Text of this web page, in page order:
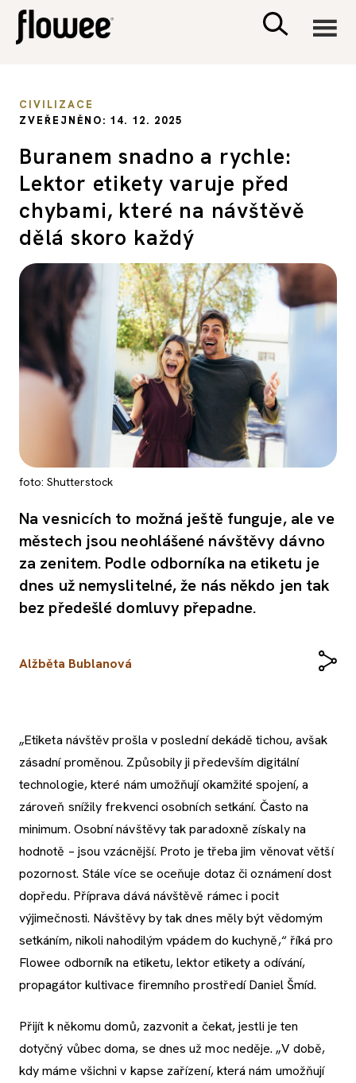
PSYCHOLOGIE
RODINA A DĚTI
SEX A VZTAHY
PORADNA
CIVILIZACE
ZVEŘEJNĚNO: 14. 12. 2025
Buranem snadno a rychle:
Lektor etikety varuje před
chybami, které na návštěvě
dělá skoro každý
foto: Shutterstock
Na vesnicích to možná ještě funguje, ale ve
městech jsou neohlášené návštěvy dávno
za zenitem. Podle odborníka na etiketu je
dnes už nemyslitelné, že nás někdo jen tak
bez předešlé domluvy přepadne.
Alžběta Bublanová
„Etiketa návštěv prošla v poslední dekádě tichou, avšak
zásadní proměnou. Způsobily ji především digitální
technologie, které nám umožňují okamžité spojení, a
zároveň snížily frekvenci osobních setkání. Často na
minimum. Osobní návštěvy tak paradoxně získaly na
hodnotě – jsou vzácnější. Proto je třeba jim věnovat větší
pozornost. Stále více se oceňuje dotaz či oznámení dost
dopředu. Příprava dává návštěvě rámec i pocit
výjimečnosti. Návštěvy by tak dnes měly být vědomým
setkáním, nikoli nahodilým vpádem do kuchyně,“ říká pro
Flowee odborník na etiketu, lektor etikety a odívání,
propagátor kultivace firemního prostředí Daniel Šmíd.
Přijít k někomu domů, zazvonit a čekat, jestli je ten
dotyčný vůbec doma, se dnes už moc neděje. „V době,
kdy máme všichni v kapse zařízení, která nám umožňují